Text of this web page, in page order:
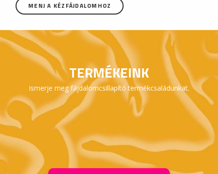
MENJ A KÉZFÁJDALOMHOZ
TERMÉKEINK
Ismerje meg fájdalomcsillapító termékcsaládunkat.